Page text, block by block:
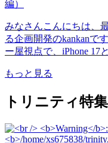
みなさんこんにちは、
る企画開発のkankanで
ー屋視点で、iPhone 17
もっと見る
トリニティ特集